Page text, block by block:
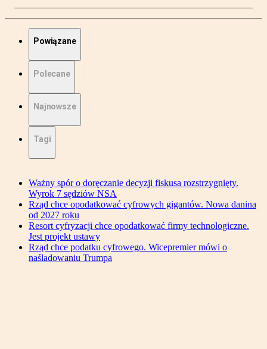
Powiązane
Polecane
Najnowsze
Tagi
Ważny spór o doręczanie decyzji fiskusa rozstrzygnięty.
Wyrok 7 sędziów NSA
Rząd chce opodatkować cyfrowych gigantów. Nowa danina
od 2027 roku
Resort cyfryzacji chce opodatkować firmy technologiczne.
Jest projekt ustawy
Rząd chce podatku cyfrowego. Wicepremier mówi o
naśladowaniu Trumpa